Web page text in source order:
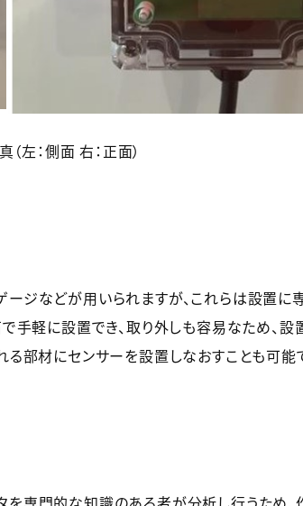
左：側面右：正面）
ジなどが用いられますが、これらは設置
手軽に設置でき、取り外しも容易なため、
部材にセンサーを設置しなおすことも可能